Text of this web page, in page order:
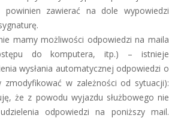
powinien zawierać na dole wypowiedzi
mamy możliwości odpowiedzi na maila
do komputera, itp.) – istnieje
wysłania automatycznej odpowiedzi o
zmodyfikować w zależności od sytuacji):
że z powodu wyjazdu służbowego nie
odpowiedzi na poniższy mail.